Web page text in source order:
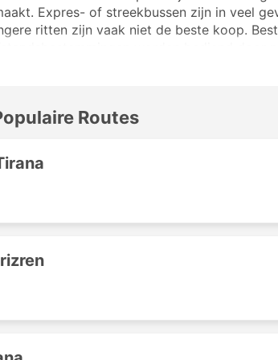
Expres- of streekbussen zijn in veel
ritten zijn vaak niet de beste koop.
voor dergelijke reizen. Reserveer
Terminals
waar de bussen van Tirana Metropol
Routes